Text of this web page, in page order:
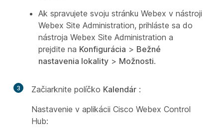
Ak spravujete svoju stránku Webex v nástroji
Webex Site Administration, prihláste sa do
nástroja Webex Site Administration a
prejdite na Konfigurácia > Bežné
nastavenia lokality > Možnosti.
3 Začiarknite políčko Kalendár :
Nastavenie v aplikácii Cisco Webex Control
Hub: